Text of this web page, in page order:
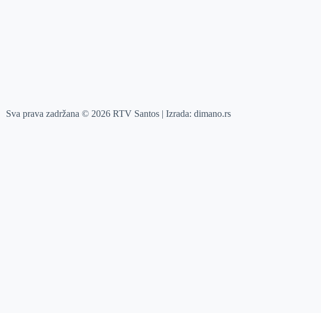
Sva prava zadržana © 2026 RTV Santos | Izrada:dimano.rs